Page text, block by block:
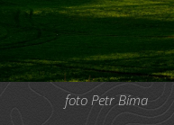
foto Petr Bíma